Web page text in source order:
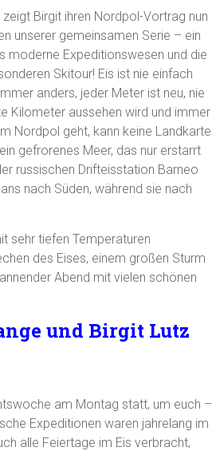
Birgit ihren Nordpol-Vortrag nun
unserer gemeinsamen Serie – ein
moderne Expeditionswesen und die
Skitour! Eis ist nie einfach
anders, jeder Meter ist neu, nie
Kilometer aussehen wird und immer
Nordpol geht, kann keine Landkarte
gefrorenes Meer, das nur erstarrt
russischen Drifteisstation Barneo
nach Süden, während sie nach
sehr tiefen Temperaturen
des Eises, einem großen Sturm
Abend mit vielen schönen
und Birgit Lutz
am Montag statt, um euch –
Expeditionen waren jahrelang im
alle Feiertage im Eis verbracht,